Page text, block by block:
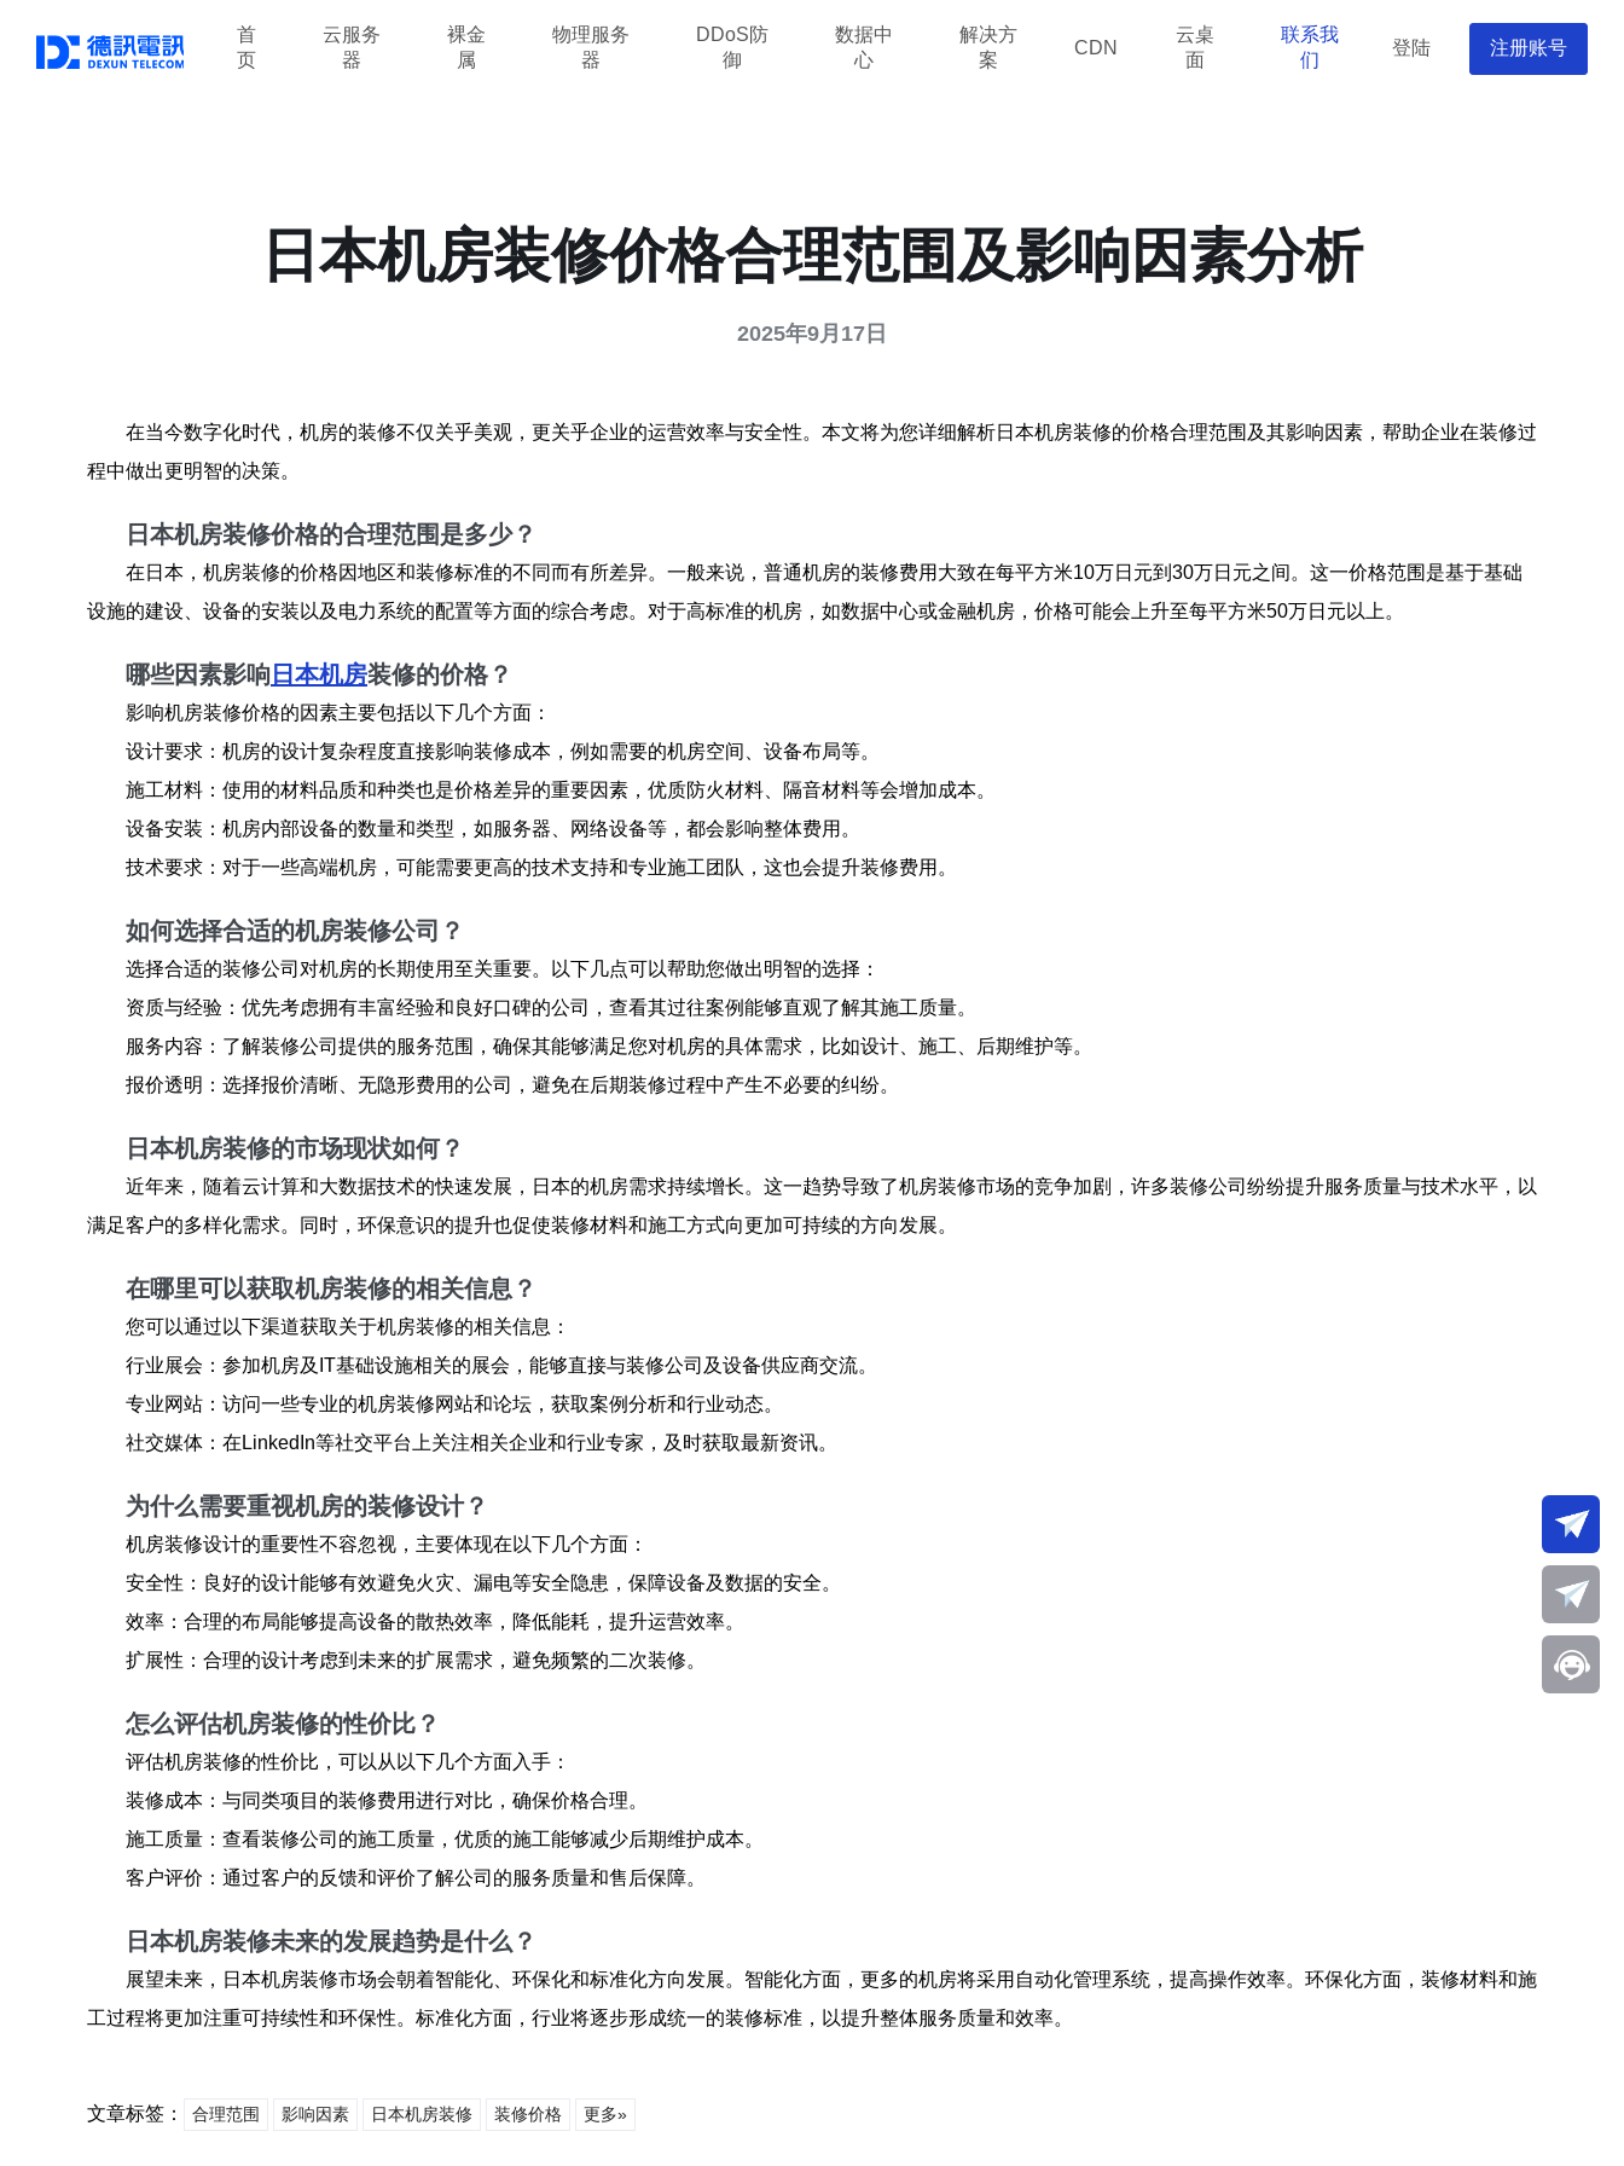
首
页
云服务
器
裸金
属
物理服务
器
DDoS防
御
数据中
心
解决方
案
CDN
云桌
面
联系我
们
登陆 注册账号
日本机房装修价格合理范围及影响因素分析
2025年9月17日
在当今数字化时代，机房的装修不仅关乎美观，更关乎企业的运营效率与安全性。本文将为您详细解析日本机房装修的价格合理范围及其影响因素，帮助企业在装修过
程中做出更明智的决策。
日本机房装修价格的合理范围是多少？
在日本，机房装修的价格因地区和装修标准的不同而有所差异。一般来说，普通机房的装修费用大致在每平方米10万日元到30万日元之间。这一价格范围是基于基础
设施的建设、设备的安装以及电力系统的配置等方面的综合考虑。对于高标准的机房，如数据中心或金融机房，价格可能会上升至每平方米50万日元以上。
哪些因素影响 日本机房装修的价格？
影响机房装修价格的因素主要包括以下几个方面：
设计要求：机房的设计复杂程度直接影响装修成本，例如需要的机房空间、设备布局等。
施工材料：使用的材料品质和种类也是价格差异的重要因素，优质防火材料、隔音材料等会增加成本。
设备安装：机房内部设备的数量和类型，如服务器、网络设备等，都会影响整体费用。
技术要求：对于一些高端机房，可能需要更高的技术支持和专业施工团队，这也会提升装修费用。
如何选择合适的机房装修公司？
选择合适的装修公司对机房的长期使用至关重要。以下几点可以帮助您做出明智的选择：
资质与经验：优先考虑拥有丰富经验和良好口碑的公司，查看其过往案例能够直观了解其施工质量。
服务内容：了解装修公司提供的服务范围，确保其能够满足您对机房的具体需求，比如设计、施工、后期维护等。
报价透明：选择报价清晰、无隐形费用的公司，避免在后期装修过程中产生不必要的纠纷。
日本机房装修的市场现状如何？
近年来，随着云计算和大数据技术的快速发展，日本的机房需求持续增长。这一趋势导致了机房装修市场的竞争加剧，许多装修公司纷纷提升服务质量与技术水平，以
满足客户的多样化需求。同时，环保意识的提升也促使装修材料和施工方式向更加可持续的方向发展。
在哪里可以获取机房装修的相关信息？
您可以通过以下渠道获取关于机房装修的相关信息：
行业展会：参加机房及IT基础设施相关的展会，能够直接与装修公司及设备供应商交流。
专业网站：访问一些专业的机房装修网站和论坛，获取案例分析和行业动态。
社交媒体：在LinkedIn等社交平台上关注相关企业和行业专家，及时获取最新资讯。
为什么需要重视机房的装修设计？
机房装修设计的重要性不容忽视，主要体现在以下几个方面：
安全性：良好的设计能够有效避免火灾、漏电等安全隐患，保障设备及数据的安全。
效率：合理的布局能够提高设备的散热效率，降低能耗，提升运营效率。
扩展性：合理的设计考虑到未来的扩展需求，避免频繁的二次装修。
怎么评估机房装修的性价比？
评估机房装修的性价比，可以从以下几个方面入手：
装修成本：与同类项目的装修费用进行对比，确保价格合理。
施工质量：查看装修公司的施工质量，优质的施工能够减少后期维护成本。
客户评价：通过客户的反馈和评价了解公司的服务质量和售后保障。
日本机房装修未来的发展趋势是什么？
展望未来，日本机房装修市场会朝着智能化、环保化和标准化方向发展。智能化方面，更多的机房将采用自动化管理系统，提高操作效率。环保化方面，装修材料和施
工过程将更加注重可持续性和环保性。标准化方面，行业将逐步形成统一的装修标准，以提升整体服务质量和效率。
文章标签： 合理范围 影响因素 日本机房装修 装修价格 更多»